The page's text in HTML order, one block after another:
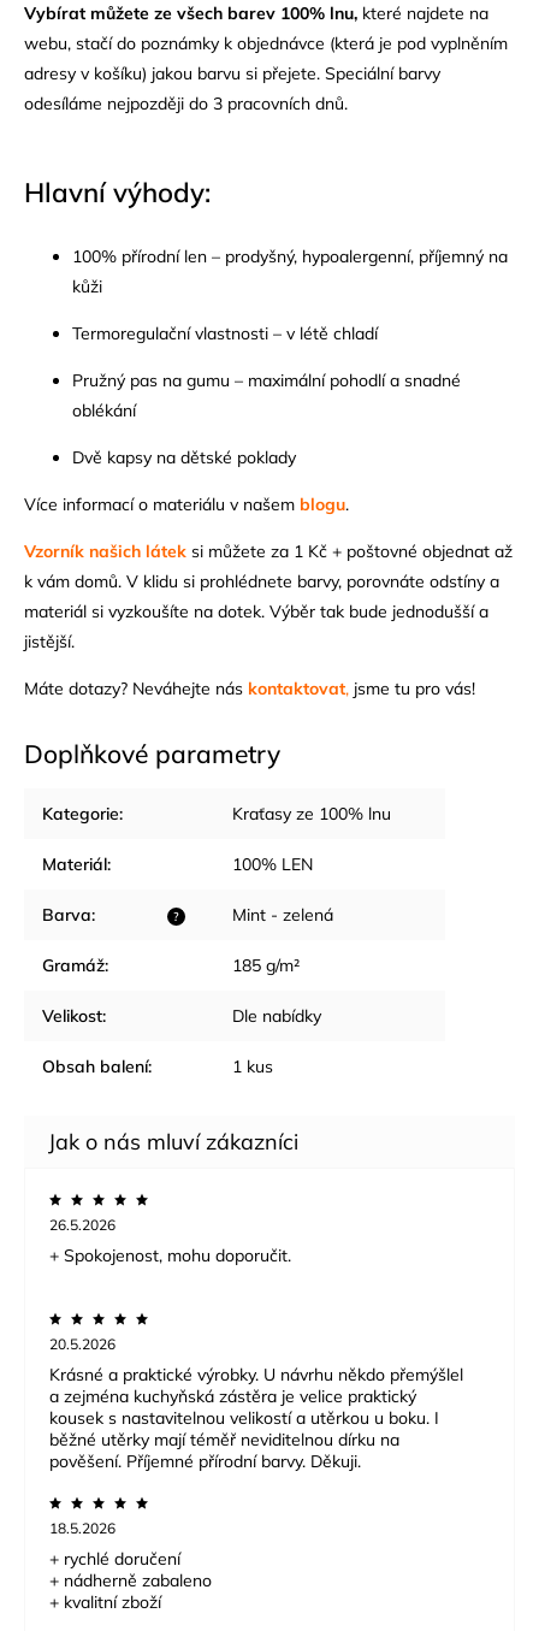
Vybírat můžete ze všech barev 100% lnu, které najdete na
webu, stačí do poznámky k objednávce (která je pod vyplněním
adresy v košíku) jakou barvu si přejete. Speciální barvy
odesíláme nejpozději do 3 pracovních dnů.
Hlavní výhody:
100% přírodní len – prodyšný, hypoalergenní, příjemný na
kůži
Termoregulační vlastnosti – v létě chladí
Pružný pas na gumu – maximální pohodlí a snadné
oblékání
Dvě kapsy na dětské poklady
Více informací o materiálu v našem blogu.
Vzorník našich látek si můžete za 1 Kč + poštovné objednat až
k vám domů. V klidu si prohlédnete barvy, porovnáte odstíny a
materiál si vyzkoušíte na dotek. Výběr tak bude jednodušší a
jistější.
Máte dotazy? Neváhejte nás kontaktovat, jsme tu pro vás!
Doplňkové parametry
Kategorie: Kraťasy ze 100% lnu
Materiál: 100% LEN
?
Barva: Mint - zelená
Gramáž: 185 g/m²
Velikost: Dle nabídky
Obsah balení: 1 kus
26.5.2026
+ Spokojenost, mohu doporučit.
20.5.2026
Krásné a praktické výrobky. U návrhu někdo přemýšlel
a zejména kuchyňská zástěra je velice praktický
kousek s nastavitelnou velikostí a utěrkou u boku. I
běžné utěrky mají téměř neviditelnou dírku na
pověšení. Příjemné přírodní barvy. Děkuji.
18.5.2026
+ rychlé doručení
+ nádherně zabaleno
+ kvalitní zboží